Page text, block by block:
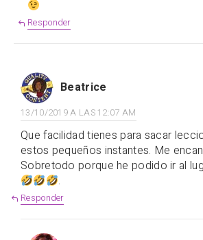
Responder
Beatrice
13/10/2019 A LAS 12:07 AM
Que facilidad tienes para sacar
estos pequeños instantes. Me
Sobretodo porque he podido ir al
.
Responder